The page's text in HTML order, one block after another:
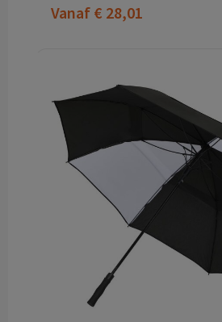
Vanaf € 28,01